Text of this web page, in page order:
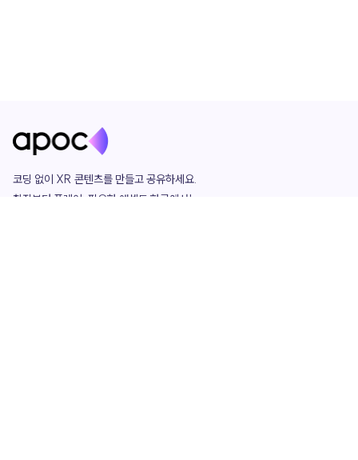
코딩 없이 XR 콘텐츠를 만들고 공유하세요.
창작부터 플레이, 필요한 애셋도 한곳에서!